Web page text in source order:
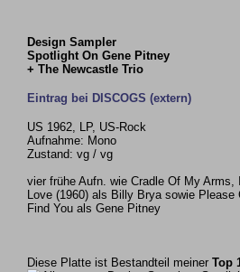
Design Sampler
Spotlight On Gene Pitney
+ The Newcastle Trio
Eintrag bei DISCOGS (extern)
US 1962, LP, US-Rock
Aufnahme: Mono
Zustand: vg / vg
vier frühe Aufn. wie Cradle Of My
Love (1960) als Billy Brya sowie Please
Find You als Gene Pitney
Diese Platte ist Bestandteil meinerTop